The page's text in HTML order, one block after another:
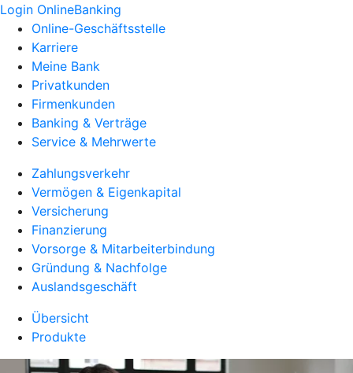
Login OnlineBanking
Online-Geschäftsstelle
Karriere
Meine Bank
Privatkunden
Firmenkunden
Banking & Verträge
Service & Mehrwerte
Zahlungsverkehr
Vermögen & Eigenkapital
Versicherung
Finanzierung
Vorsorge & Mitarbeiterbindung
Gründung & Nachfolge
Auslandsgeschäft
Übersicht
Produkte